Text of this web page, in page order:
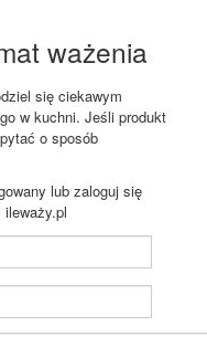
ważenia
się ciekawym
w kuchni. Jeśli produkt
o sposób
lub zaloguj się